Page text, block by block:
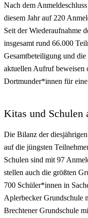
Nach dem
diesem Jahr auf 220
Seit der Wiederaufnahme
insgesamt rund 66.000
Gesamtbeteiligung und
aktuellen Aufruf beweisen
Dortmunder*innen für
Kitas und Schulen
Die Bilanz der
auf die jüngsten
Schulen sind mit 97
stellen auch die größten
700 Schüler*innen in
Aplerbecker Grundschule
Brechtener Grundschule